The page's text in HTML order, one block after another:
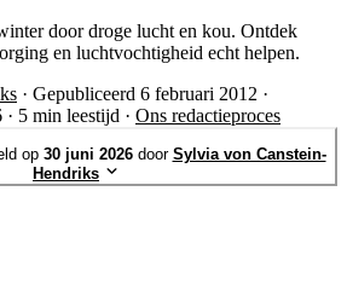
door droge lucht en kou. Ontdek
en luchtvochtigheid echt helpen.
· Gepubliceerd 6 februari 2012 ·
· 5 min leestijd · Ons redactieproces
op 30 juni 2026door Sylvia von Canstein-
Hendriks